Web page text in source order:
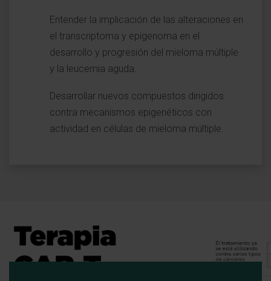
Entender la implicación de las alteraciones en
el transcriptoma y epigenoma en el
desarrollo y progresión del mieloma múltiple
y la leucemia aguda.
Desarrollar nuevos compuestos dirigidos
contra mecanismos epigenéticos con
actividad en células de mieloma múltiple.